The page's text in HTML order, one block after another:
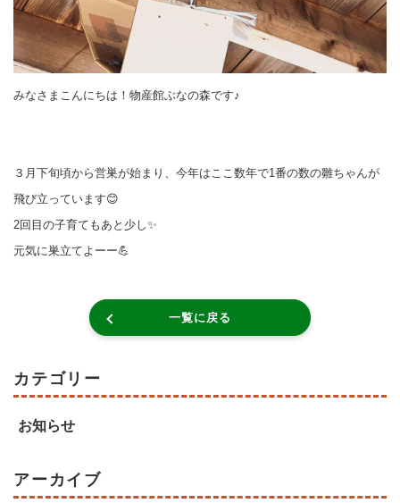
みなさまこんにちは！物産館ぶなの森です♪
３月下旬頃から営巣が始まり、今年はここ数年で1番の数の雛ちゃんが
飛び立っています😊
2回目の子育てもあと少し✨
元気に巣立てよーー💪
一覧に戻る
カテゴリー
お知らせ
アーカイブ